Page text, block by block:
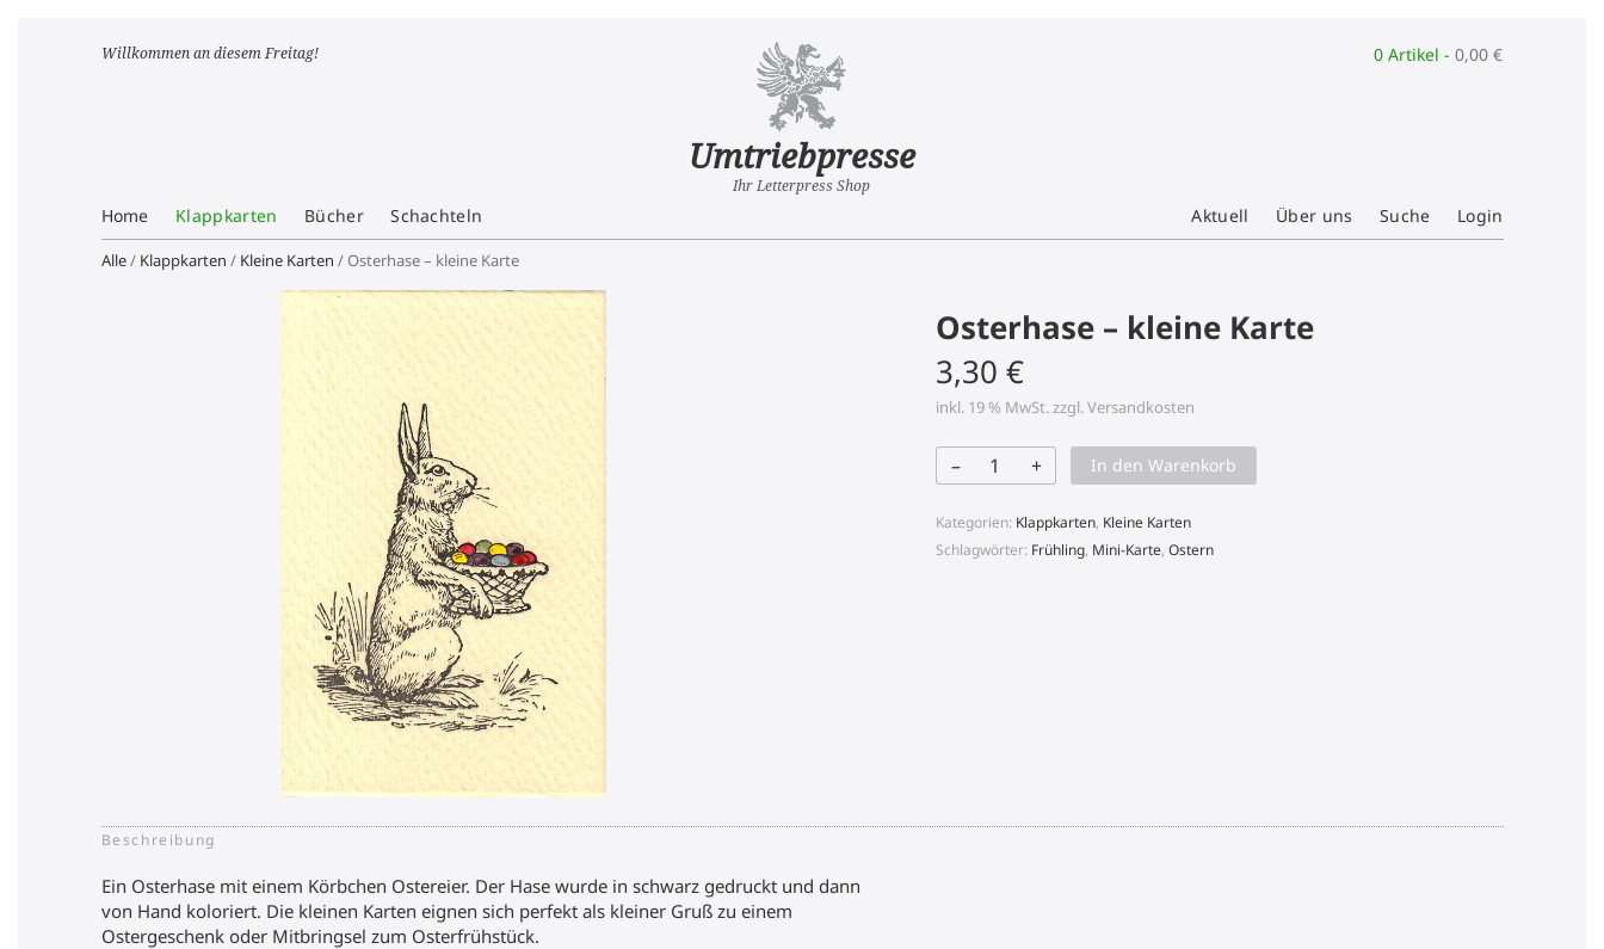
Willkommen an diesem Freitag!
Umtriebpresse
Ihr Letterpress Shop
0 Artikel -0,00€
Home Klappkarten Bücher Schachteln Aktuell Über uns Suche Login
Alle/ Klappkarten / Kleine Karten / Osterhase – kleine Karte
Osterhase – kleine Karte
3,30€
inkl. 19 % MwSt.zzgl.Versandkosten
–
Osterhase
-
Karte
Menge
+ In den Warenkorb
Kategorien: Klappkarten, Kleine Karten
Schlagwörter: Frühling, Mini-Karte,Ostern
Beschreibung
Ein Osterhase mit einem Körbchen Ostereier. Der Hase wurde in schwarz gedruckt und dann
von Hand koloriert. Die kleinen Karten eignen sich perfekt als kleiner Gruß zu einem
Ostergeschenk oder Mitbringsel zum Osterfrühstück.